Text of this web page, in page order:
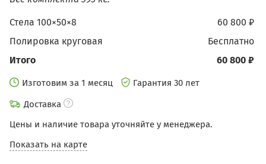
60 800 ₽
Стела 100×50×8
бесплатно
Полировка круговая
60 800 ₽
Итого
Изготовим за 1 месяц
Гарантия 30 лет
Доставка
Цены и наличие товара уточняйте у менеджера.
Показать на карте